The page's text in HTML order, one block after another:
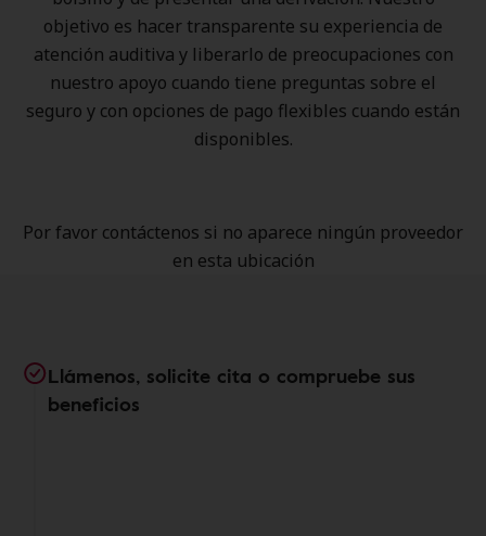
objetivo es hacer transparente su experiencia de
atención auditiva y liberarlo de preocupaciones con
nuestro apoyo cuando tiene preguntas sobre el
seguro y con opciones de pago flexibles cuando están
disponibles.
Por favor contáctenos si no aparece ningún proveedor
en esta ubicación
Llámenos, solicite cita o compruebe sus
beneficios